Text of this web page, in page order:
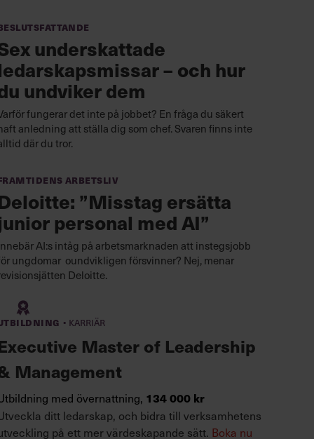
underskattade
– och hur
undviker dem
fungerar det inte på jobbet? En fråga du säkert
anledning att ställa dig som chef. Svaren finns inte
där du tror.
arbetsliv
”Misstag ersätta
personal med AI”
AI:s intåg på arbetsmarknaden att instegsjobb
ungdomar oundvikligen försvinner? Nej, menar
Deloitte.
· Karriär
Master of Leadership
Management
med övernattning, 134 000 kr
ditt ledarskap, och bidra till verksamhetens
på ett mer värdeskapande sätt. Boka nu